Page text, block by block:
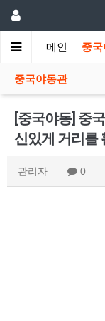
메인 중
중국야동관
[중국야동] 중
신있게 거리를
관리자 0